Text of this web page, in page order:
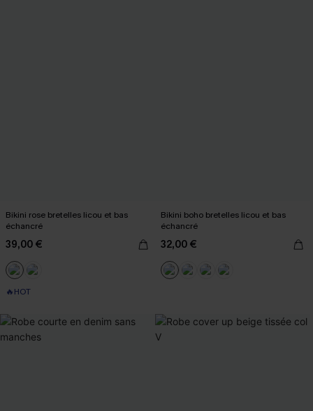
Bikini rose bretelles licou et bas
échancré
39,00 €
🔥HOT
Bikini boho bretelles licou et bas
échancré
32,00 €